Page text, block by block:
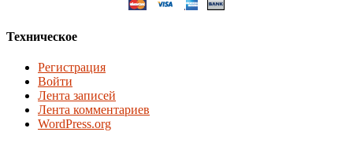
Техническое
Регистрация
Войти
Лента записей
Лента комментариев
WordPress.org